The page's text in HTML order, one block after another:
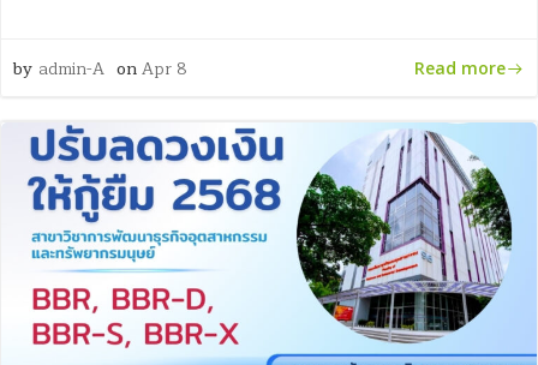
by admin-A onApr 8 Read more